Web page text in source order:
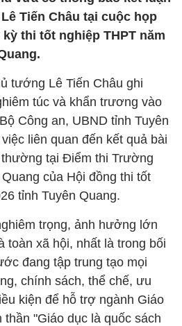
Tiến Châu tại cuộc họp
thi tốt nghiệp THPT năm
tướng Lê Tiến Châu ghi
túc và khẩn trương vào
Công an, UBND tỉnh Tuyên
liên quan đến kết quả bài
tại Điểm thi Trường
của Hội đồng thi tốt
tỉnh Tuyên Quang.
trọng, ảnh hưởng lớn
toàn xã hội, nhất là trong bối
đang tập trung tạo mọi
chính sách, thể chế, ưu
kiện để hỗ trợ ngành Giáo
"Giáo dục là quốc sách